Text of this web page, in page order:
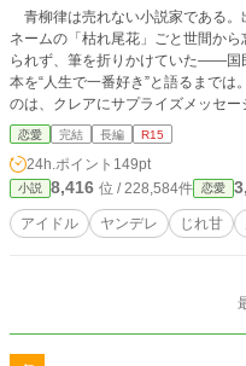
青柳律は売れない小説家である。
ネームの「枯れ尾花」ごと世間から忘れられた。 いつし
られず、筆を折りかけていた——国
本を“人生で一番好き”と語るま
のは、クレアにサプライズメッセ
た。 半信半疑で送った数行、ステージの上で流れる涙。 その夜、律のもと
に一通のDMが届く。 『真昼クレ
疑う律に、必死に本物だと証明
こまで俺に？ やり取りを重ねるうち、画面の向こうとの距離は、少しずつ近
づいて——そして彼女は、こう切
か？』 ※伸びなければ一章で完
恋愛 完結 長編 R15
24h.ポイント 149pt
小説 8,416 位 / 228,584件 恋愛
アイドル ヤンデレ じれ甘